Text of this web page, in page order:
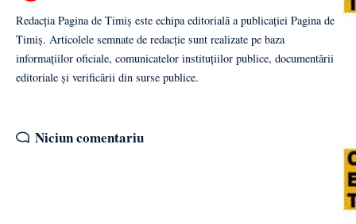
Redacția Pagina de Timiș este echipa editorială a publicației Pagina de
Timiș. Articolele semnate de redacție sunt realizate pe baza
informațiilor oficiale, comunicatelor instituțiilor publice, documentării
editoriale și verificării din surse publice.
Niciun comentariu